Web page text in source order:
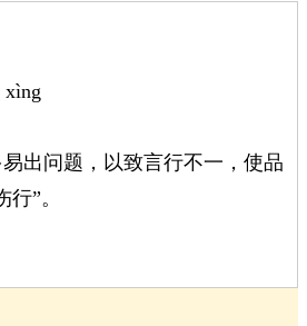
xìng
易出问题，以致言行不一，使品
”。